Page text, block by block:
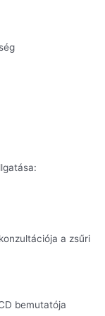
a zsűri
bemutatója